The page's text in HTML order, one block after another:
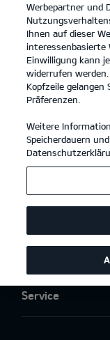
Modelle
Business
Angebote
Elektromobilität
Aktuelles
Service
Werbepartner und
Ihnen auf dieser
interessenbasierte
Einwilligung kann
widerrufen werden.
Kopfzeile gelangen
Präferenzen.
Weitere
Speicherdauern